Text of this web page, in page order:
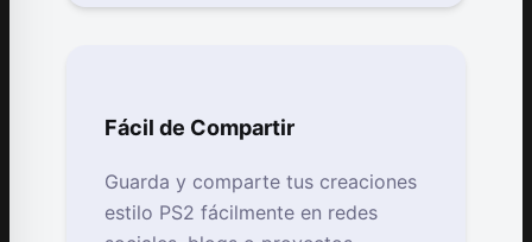
Fácil de Compartir
Guarda y comparte tus creaciones
estilo PS2 fácilmente en redes